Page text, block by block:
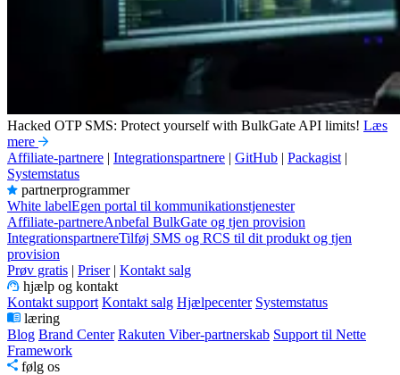
Hacked OTP SMS: Protect yourself with BulkGate API limits! Læs
mere
Affiliate-partnere | Integrationspartnere | GitHub | Packagist |
Systemstatus
partnerprogrammer
White labelEgen portal til kommunikationstjenester
Affiliate-partnereAnbefal BulkGate og tjen provision
IntegrationspartnereTilføj SMS og RCS til dit produkt og tjen
provision
Prøv gratis | Priser | Kontakt salg
hjælp og kontakt
Kontakt support Kontakt salg Hjælpecenter Systemstatus
læring
Blog Brand Center Rakuten Viber-partnerskab Support til Nette
Framework
følg os